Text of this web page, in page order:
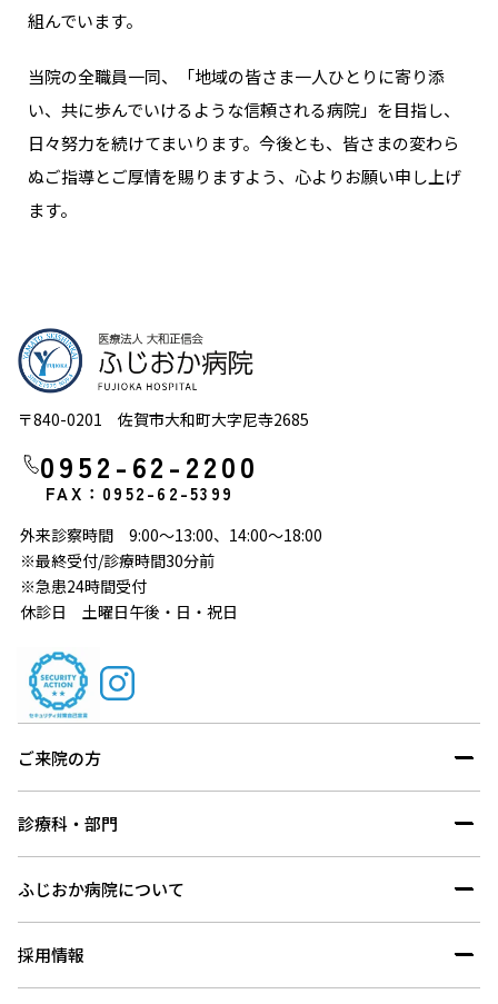
組んでいます。
当院の全職員一同、「地域の皆さま一人ひとりに寄り添
い、共に歩んでいけるような信頼される病院」を目指し、
日々努力を続けてまいります。今後とも、皆さまの変わら
ぬご指導とご厚情を賜りますよう、心よりお願い申し上げ
ます。
〒840-0201 佐賀市大和町大字尼寺2685
0952-62-2200
FAX：0952-62-5399
外来診察時間 9:00～13:00、14:00～18:00
※最終受付/診療時間30分前
※急患24時間受付
休診日 土曜日午後・日・祝日
ご来院の方
診療科・部門
ふじおか病院について
採用情報